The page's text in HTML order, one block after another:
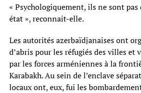
« Psychologiquement, ils ne sont
état », reconnait-elle.
Les autorités azerbaïdjanaises ont
d’abris pour les réfugiés des villes et
par les forces arméniennes à la
Karabakh. Au sein de l’enclave
locaux ont, eux, fui les